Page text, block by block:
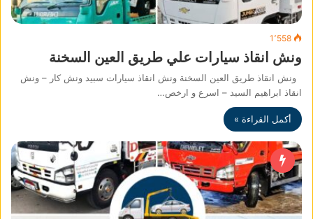
1٬558
ونش انقاذ سيارات علي طريق العين السخنة
ونش انقاذ طريق العين السخنة ونش انقاذ سيارات سبيد ونش كار – ونش
انقاذ ابراهيم السيد – اسرع و ارخص…
أكمل القراءة »